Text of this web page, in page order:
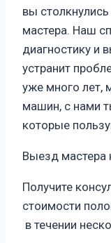
вы
мастера. Наш
диагностику и
устранит
уже много лет,
машин, с нами
которые
Выезд мастера
Получите
стоимости
в течении